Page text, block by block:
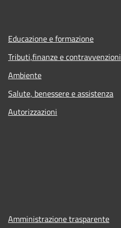
Educazione e formazione
Tributi,finanze e contravvenzioni
Ambiente
Salute, benessere e assistenza
Autorizzazioni
Amministrazione trasparente